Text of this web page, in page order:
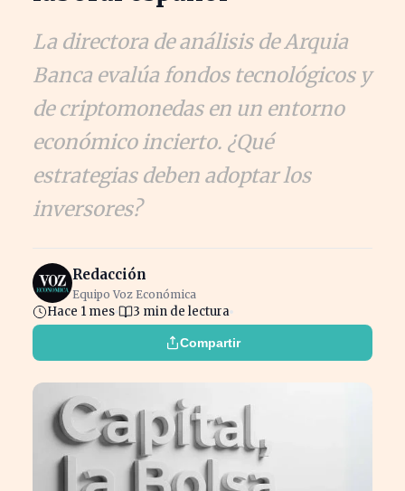
La directora de análisis de Arquia
Banca evalúa fondos tecnológicos y
de criptomonedas en un entorno
económico incierto. ¿Qué
estrategias deben adoptar los
inversores?
Redacción
Equipo Voz Económica
Hace 1 mes 3 min de lectura
Compartir